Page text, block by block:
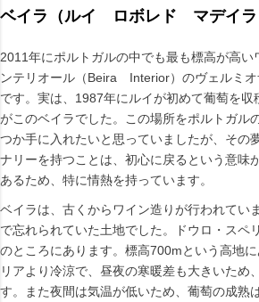
ベイラ（ルイ ロボレド マデイ
2011年にポルトガルの中でも最も標高が高い
ンテリオール（Beira Interior）のヴェルミオ
です。実は、1987年にルイが初めて葡萄を
がこのベイラでした。この場所をポルトガル
つか手に入れたいと思っていましたが、その
ナリーを持つことは、初心に戻るという意味
あるため、特に情熱を持っています。
ベイラは、古くからワイン造りが行われてい
で忘れられていた土地でした。ドウロ・スペ
のところにあります。標高700mという高地
リアより冷涼で、昼夜の寒暖差も大きいため
す。また夜間は気温が低いため、葡萄の成熟